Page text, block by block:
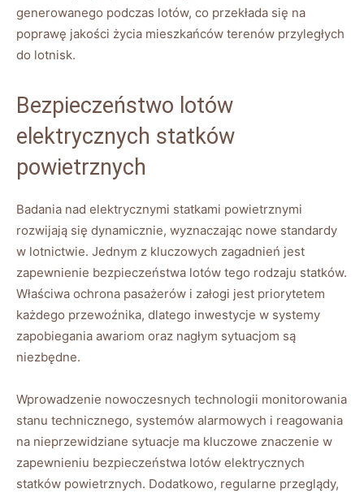
generowanego podczas lotów, co ‌przekłada⁣ się ⁢na
poprawę‌ jakości‍ życia ⁤mieszkańców​ terenów przyległych
do ⁢lotnisk.
Bezpieczeństwo lotów
‌elektrycznych ⁢statków
powietrznych
Badania nad​ elektrycznymi⁢ statkami powietrznymi
rozwijają‌ się dynamicznie, wyznaczając nowe standardy
w lotnictwie. Jednym z kluczowych zagadnień jest
zapewnienie‍ bezpieczeństwa lotów tego rodzaju statków.
Właściwa ochrona ‌pasażerów⁢ i ⁢załogi jest ⁣priorytetem
każdego przewoźnika,‍ dlatego inwestycje w ⁣systemy
zapobiegania awariom oraz nagłym sytuacjom są
niezbędne.
Wprowadzenie nowoczesnych technologii ​monitorowania
‍stanu technicznego, ⁤systemów alarmowych ⁤i reagowania
‌na nieprzewidziane sytuacje ma kluczowe znaczenie w
⁢zapewnieniu bezpieczeństwa lotów ‌elektrycznych
statków powietrznych.⁤ Dodatkowo, regularne‌ przeglądy,